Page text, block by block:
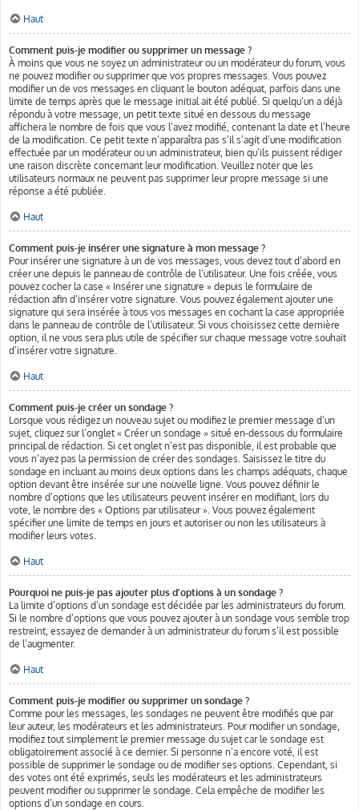
Haut
Comment puis-je modifier ou supprimer un message ?
À moins que vous ne soyez un administrateur ou un modérateur du forum, vous
ne pouvez modifier ou supprimer que vos propres messages. Vous pouvez
modifier un de vos messages en cliquant le bouton adéquat, parfois dans une
limite de temps après que le message initial ait été publié. Si quelqu’un a déjà
répondu à votre message, un petit texte situé en dessous du message
affichera le nombre de fois que vous l’avez modifié, contenant la date et l’heure
de la modification. Ce petit texte n’apparaîtra pas s’il s’agit d’une modification
effectuée par un modérateur ou un administrateur, bien qu’ils puissent rédiger
une raison discrète concernant leur modification. Veuillez noter que les
utilisateurs normaux ne peuvent pas supprimer leur propre message si une
réponse a été publiée.
Haut
Comment puis-je insérer une signature à mon message ?
Pour insérer une signature à un de vos messages, vous devez tout d’abord en
créer une depuis le panneau de contrôle de l’utilisateur. Une fois créée, vous
pouvez cocher la case « Insérer une signature » depuis le formulaire de
rédaction afin d’insérer votre signature. Vous pouvez également ajouter une
signature qui sera insérée à tous vos messages en cochant la case appropriée
dans le panneau de contrôle de l’utilisateur. Si vous choisissez cette dernière
option, il ne vous sera plus utile de spécifier sur chaque message votre souhait
d’insérer votre signature.
Haut
Comment puis-je créer un sondage ?
Lorsque vous rédigez un nouveau sujet ou modifiez le premier message d’un
sujet, cliquez sur l’onglet « Créer un sondage » situé en-dessous du formulaire
principal de rédaction. Si cet onglet n’est pas disponible, il est probable que
vous n’ayez pas la permission de créer des sondages. Saisissez le titre du
sondage en incluant au moins deux options dans les champs adéquats, chaque
option devant être insérée sur une nouvelle ligne. Vous pouvez définir le
nombre d’options que les utilisateurs peuvent insérer en modifiant, lors du
vote, le nombre des « Options par utilisateur ». Vous pouvez également
spécifier une limite de temps en jours et autoriser ou non les utilisateurs à
modifier leurs votes.
Haut
Pourquoi ne puis-je pas ajouter plus d’options à un sondage ?
La limite d’options d’un sondage est décidée par les administrateurs du forum.
Si le nombre d’options que vous pouvez ajouter à un sondage vous semble trop
restreint, essayez de demander à un administrateur du forum s’il est possible
de l’augmenter.
Haut
Comment puis-je modifier ou supprimer un sondage ?
Comme pour les messages, les sondages ne peuvent être modifiés que par
leur auteur, les modérateurs et les administrateurs. Pour modifier un sondage,
modifiez tout simplement le premier message du sujet car le sondage est
obligatoirement associé à ce dernier. Si personne n’a encore voté, il est
possible de supprimer le sondage ou de modifier ses options. Cependant, si
des votes ont été exprimés, seuls les modérateurs et les administrateurs
peuvent modifier ou supprimer le sondage. Cela empêche de modifier les
options d’un sondage en cours.